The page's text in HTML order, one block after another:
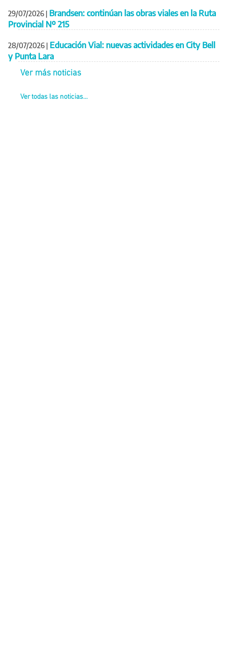
29/07/2026 | Brandsen: continúan las obras viales en la Ruta
Provincial Nº 215
28/07/2026 | Educación Vial: nuevas actividades en City Bell
y Punta Lara
Ver más noticias
Ver todas las noticias...